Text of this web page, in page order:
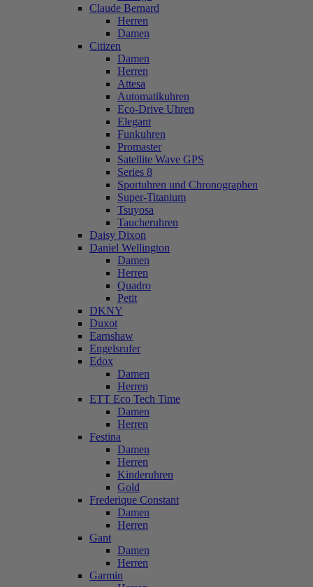
Claude Bernard
Herren
Damen
Citizen
Damen
Herren
Attesa
Automatikuhren
Eco-Drive Uhren
Elegant
Funkuhren
Promaster
Satellite Wave GPS
Series 8
Sportuhren und Chronographen
Super-Titanium
Tsuyosa
Taucheruhren
Daisy Dixon
Daniel Wellington
Damen
Herren
Quadro
Petit
DKNY
Duxot
Earnshaw
Engelsrufer
Edox
Damen
Herren
ETT Eco Tech Time
Damen
Herren
Festina
Damen
Herren
Kinderuhren
Gold
Frederique Constant
Damen
Herren
Gant
Damen
Herren
Garmin